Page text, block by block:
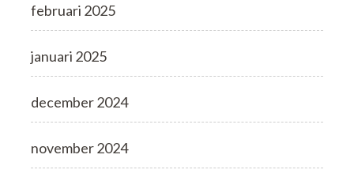
februari 2025
januari 2025
december 2024
november 2024